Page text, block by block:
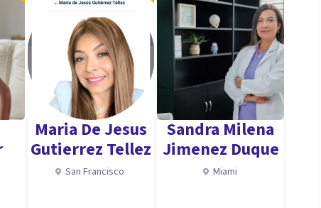
Maria De Jesus
Gutierrez Tellez
San Francisco
Sandra Milena
Jimenez Duque
Miami